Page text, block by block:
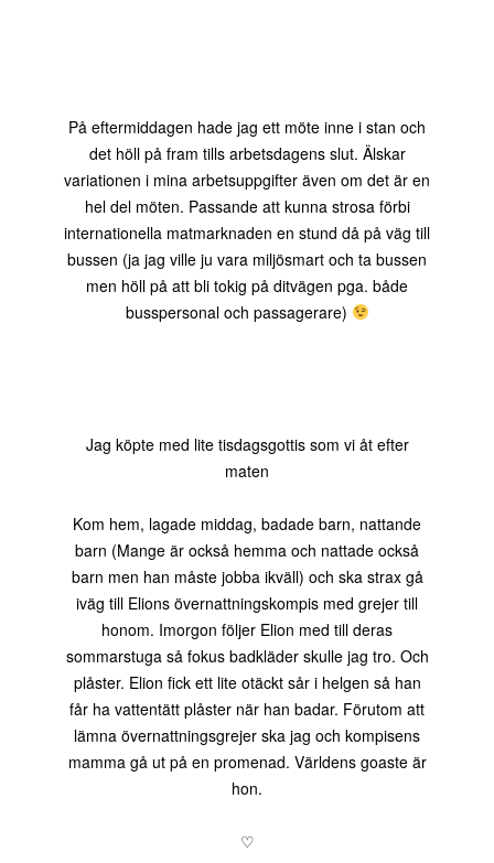
På eftermiddagen hade jag ett möte inne i stan och
det höll på fram tills arbetsdagens slut. Älskar
variationen i mina arbetsuppgifter även om det är en
hel del möten. Passande att kunna strosa förbi
internationella matmarknaden en stund då på väg till
bussen (ja jag ville ju vara miljösmart och ta bussen
men höll på att bli tokig på ditvägen pga. både
busspersonal och passagerare)
Jag köpte med lite tisdagsgottis som vi åt efter
maten
Kom hem, lagade middag, badade barn, nattande
barn (Mange är också hemma och nattade också
barn men han måste jobba ikväll) och ska strax gå
iväg till Elions övernattningskompis med grejer till
honom. Imorgon följer Elion med till deras
sommarstuga så fokus badkläder skulle jag tro. Och
plåster. Elion fick ett lite otäckt sår i helgen så han
får ha vattentätt plåster när han badar. Förutom att
lämna övernattningsgrejer ska jag och kompisens
mamma gå ut på en promenad. Världens goaste är
hon.
♡